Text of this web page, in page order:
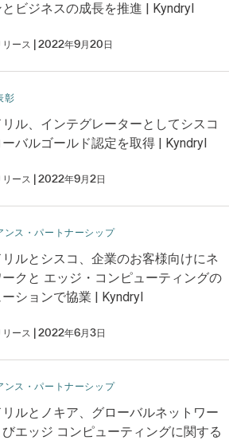
とビジネスの成長を推進 | Kyndryl
ース 2022年9月20日
彰
ル、インテグレーターとしてシスコ
バルゴールド認定を取得 | Kyndryl
ース 2022年9月2日
ンス・パートナーシップ
ルとシスコ、企業のお客様向けにネ
ークと エッジ・コンピューティングの
ーションで協業 | Kyndryl
ース 2022年6月3日
ンス・パートナーシップ
ルとノキア、グローバルネットワー
びエッジ コンピューティングに関する